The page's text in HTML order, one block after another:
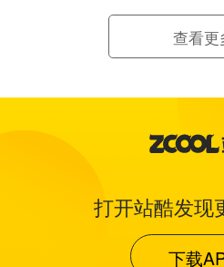
查看更
打开站酷发现
下载